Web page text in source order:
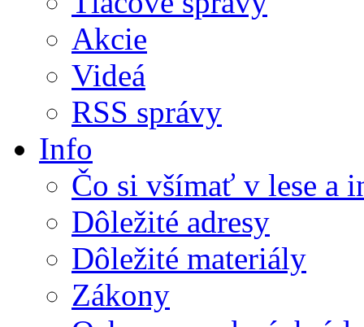
Akcie
Videá
RSS správy
Info
Čo si všímať v lese a
Dôležité adresy
Dôležité materiály
Zákony